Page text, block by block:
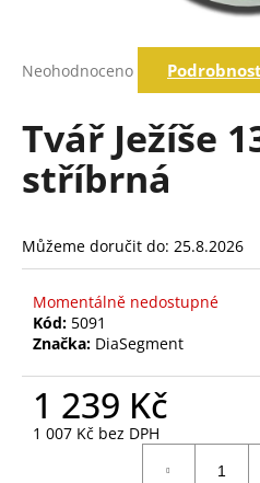
hodnocení
5
Neohodnoceno
Tvář Ježíše
stříbrná
Můžeme doručit do: 25.8.2026
Momentálně nedostupné
Kód: 5091
Značka: DiaSegment
1 239 Kč
1 007 Kč bez DPH
j
í
?
D
o
p
o
u